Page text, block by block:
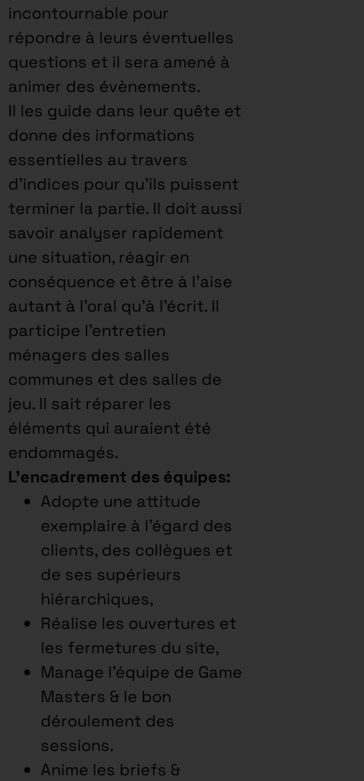
incontournable pour
répondre à leurs éventuelles
questions et il sera amené à
animer des évènements.
Il les guide dans leur quête et
donne des informations
essentielles au travers
d’indices pour qu’ils puissent
terminer la partie. Il doit aussi
savoir analyser rapidement
une situation, réagir en
conséquence et être à l’aise
autant à l’oral qu’à l’écrit. Il
participe l’entretien
ménagers des salles
communes et des salles de
jeu. Il sait réparer les
éléments qui auraient été
endommagés.
L’encadrement des équipes:
Adopte une attitude
exemplaire à l’égard des
clients, des collègues et
de ses supérieurs
hiérarchiques,
Réalise les ouvertures et
les fermetures du site,
Manage l’équipe de Game
Masters & le bon
déroulement des
sessions.
Anime les briefs &